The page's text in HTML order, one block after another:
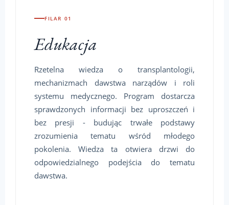
FILAR 01
Edukacja
Rzetelna wiedza o transplantologii,
mechanizmach dawstwa narządów i roli
systemu medycznego. Program dostarcza
sprawdzonych informacji bez uproszczeń i
bez presji - budując trwałe podstawy
zrozumienia tematu wśród młodego
pokolenia. Wiedza ta otwiera drzwi do
odpowiedzialnego podejścia do tematu
dawstwa.